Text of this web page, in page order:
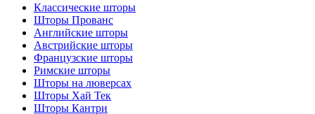
Классические шторы
Шторы Прованс
Английские шторы
Австрийские шторы
Французские шторы
Римские шторы
Шторы на люверсах
Шторы Хай Тек
Шторы Кантри